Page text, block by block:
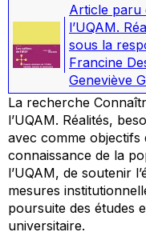
Article paru
l’UQAM.
sous la
Francine
Geneviève
La recherche
l’UQAM. Réalités,
avec comme
connaissance de la
l’UQAM, de soutenir
mesures
poursuite des études
universitaire.